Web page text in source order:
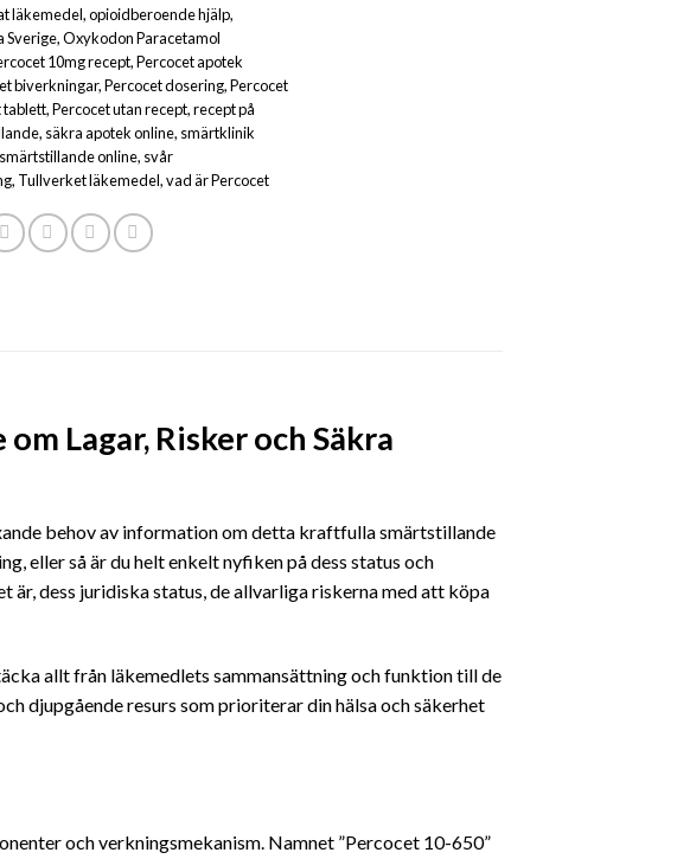
läkemedel,opioidberoende hjälp,
Sverige,Oxykodon Paracetamol
10mg recept,Percocet apotek
biverkningar,Percocet dosering,Percocet
tablett,Percocet utan recept,recept på
, säkra apotek online, smärtklinik
online, svår
, Tullverket läkemedel,vad är Percocet
Lagar, Risker och Säkra
behov av information om detta kraftfulla smärtstillande
eller så är du helt enkelt nyfiken på dess status och
dess juridiska status, de allvarliga riskerna med att köpa
allt från läkemedlets sammansättning och funktion till de
djupgående resurs somprioriterar din hälsa och säkerhet
och verkningsmekanism. Namnet ”Percocet 10-650”